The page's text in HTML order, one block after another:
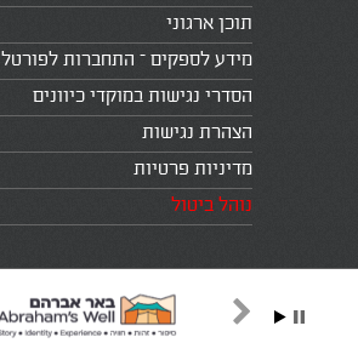
תוכן ארגוני
מידע לספקים – התחברות לפורטל
הסדרי נגישות במוקדי כיוונים
הצהרת נגישות
מדיניות פרטיות
נוהל ביטול